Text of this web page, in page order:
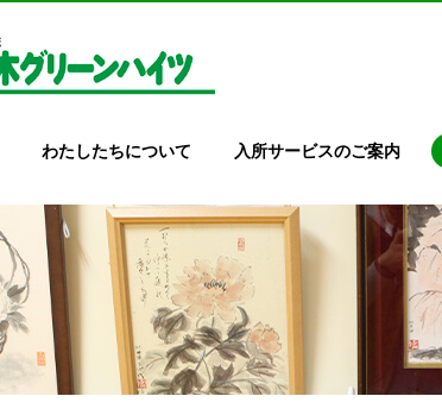
わたしたちについて 入所サービスのご案内